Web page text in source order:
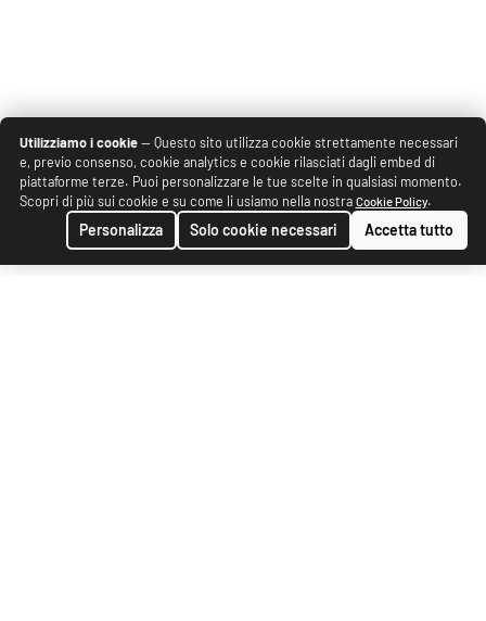
Utilizziamo i cookie— Questo sito utilizza cookie strettamente necessari
e, previo consenso, cookie analytics e cookie rilasciati dagli embed di
piattaforme terze. Puoi personalizzare le tue scelte in qualsiasi momento.
Scopri di più sui cookie e su come li usiamo nella nostra Cookie Policy.
Personalizza Solo cookie necessari Accetta tutto